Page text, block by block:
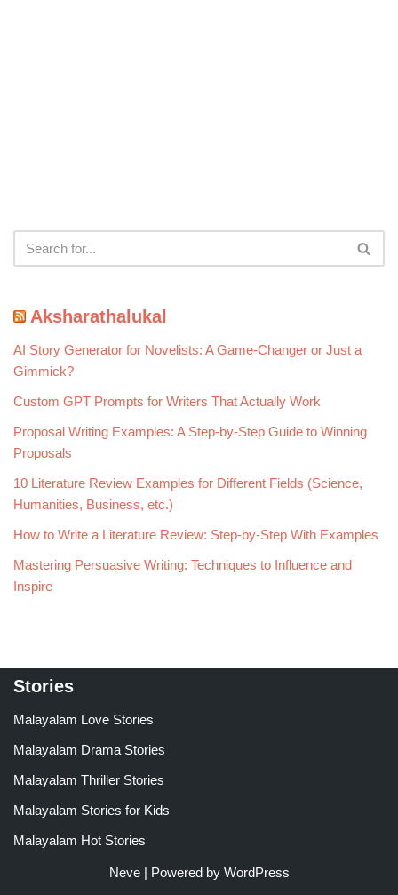
Aksharathalukal
AI Story Generator for Novelists: A Game-Changer or Just a
Gimmick?
Custom GPT Prompts for Writers That Actually Work
Proposal Writing Examples: A Step-by-Step Guide to Winning
Proposals
10 Literature Review Examples for Different Fields (Science,
Humanities, Business, etc.)
How to Write a Literature Review: Step-by-Step With Examples
Mastering Persuasive Writing: Techniques to Influence and
Inspire
Stories
Malayalam Love Stories
Malayalam Drama Stories
Malayalam Thriller Stories
Malayalam Stories for Kids
Malayalam Hot Stories
Neve| Powered by WordPress